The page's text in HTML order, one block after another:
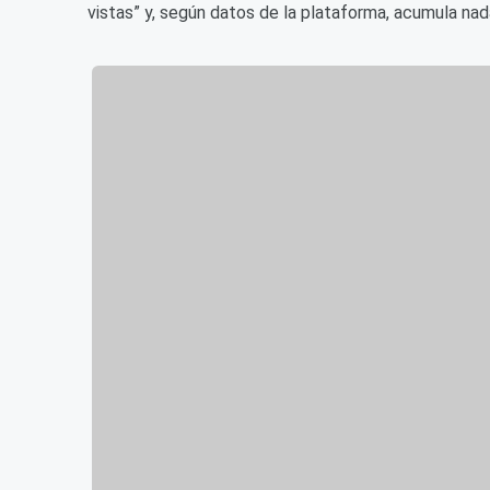
vistas” y, según datos de la plataforma, acumula